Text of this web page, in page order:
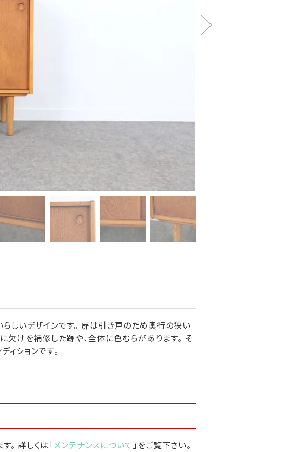
らしいデザインです。 扉は引き戸のため奥行の狭い
けを補修した跡や、全体に色むらがあります。 そ
ションです。
詳しくは「メンテナンスについて 」をご覧下さい。